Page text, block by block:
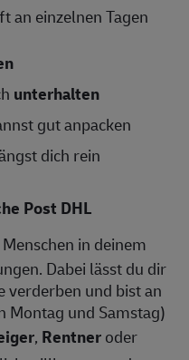
an einzelnen Tagen
unterhalten
gut anpacken
dich rein
Post DHL
in deinem
Dabei lässt du dir
verderben und bist an
Montag und Samstag)
, Rentneroder